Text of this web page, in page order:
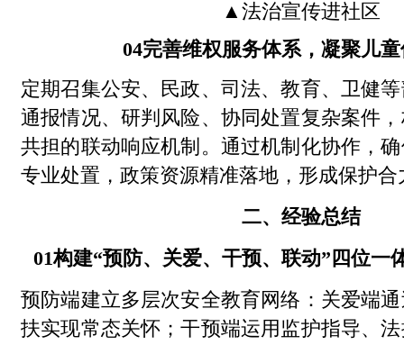
▲法治宣传进社区
04完善维权服务体系，凝聚儿
定期召集公安、民政、司法、教育、卫健
通报情况、研判风险、协同处置复杂案件
共担的联动响应机制。 通过机制化协作，
专业处置，政策资源精准落地，形成保护合
二、经验总结
01构建“预防、关爱、干预、联动” 四位一
预防端建立多层次安全教育网络： 关爱端
扶实现常态关怀；干预端运用监护指导、